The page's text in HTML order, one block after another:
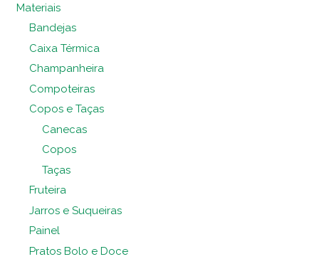
Materiais
Bandejas
Caixa Térmica
Champanheira
Compoteiras
Copos e Taças
Canecas
Copos
Taças
Fruteira
Jarros e Suqueiras
Painel
Pratos Bolo e Doce